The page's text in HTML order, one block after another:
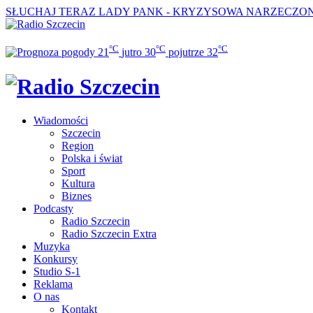
SŁUCHAJ TERAZ LADY PANK - KRYZYSOWA
21 °C jutro 30°C pojutrze 32°C
Wiadomości
Szczecin
Region
Polska i świat
Sport
Kultura
Biznes
Podcasty
Radio Szczecin
Radio Szczecin Extra
Muzyka
Konkursy
Studio S-1
Reklama
O nas
Kontakt